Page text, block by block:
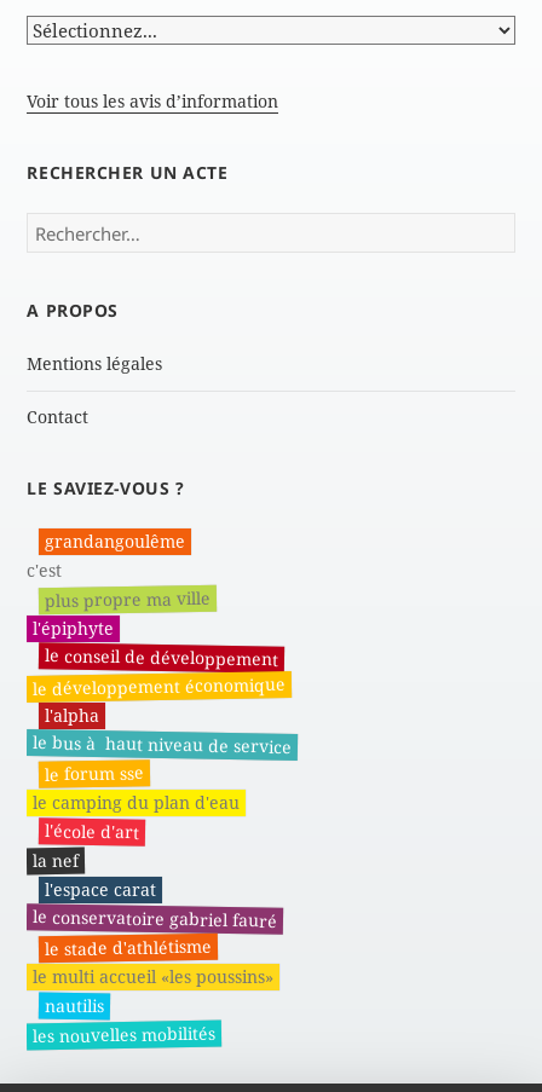
Voir tous les avis d’information
RECHERCHER UN ACTE
Rechercher :
A PROPOS
Mentions légales
Contact
LE SAVIEZ-VOUS ?
grandangoulême
c'est
plus propre ma ville
l'épiphyte
le conseil de développement
le développement économique
l'alpha
le bus à haut niveau de service
le forum sse
le camping du plan d'eau
l'école d'art
la nef
l'espace carat
le conservatoire gabriel fauré
le stade d'athlétisme
le multi accueil «les poussins»
nautilis
les nouvelles mobilités